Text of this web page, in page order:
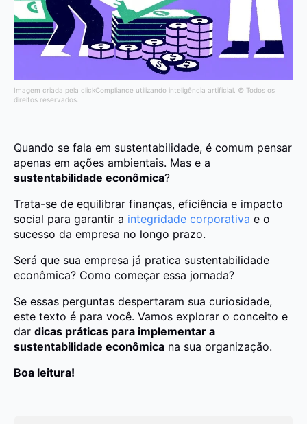
Imagem criada pela clickCompliance utilizando inteligência artificial. © Todos os
direitos reservados.
Quando se fala em sustentabilidade, é comum pensar
apenas em ações ambientais. Mas e a
sustentabilidade econômica?
Trata-se de equilibrar finanças, eficiência e impacto
social para garantir a integridade corporativa e o
sucesso da empresa no longo prazo.
Será que sua empresa já pratica sustentabilidade
econômica? Como começar essa jornada?
Se essas perguntas despertaram sua curiosidade,
este texto é para você. Vamos explorar o conceito e
dar dicas práticas para implementar a
sustentabilidade econômica na sua organização.
Boa leitura!